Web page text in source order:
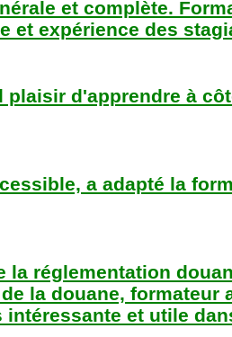
et complète.
et expérience des
plaisir d'apprendre à
a adapté la
la réglementation
la douane, formateur
intéressante et utile